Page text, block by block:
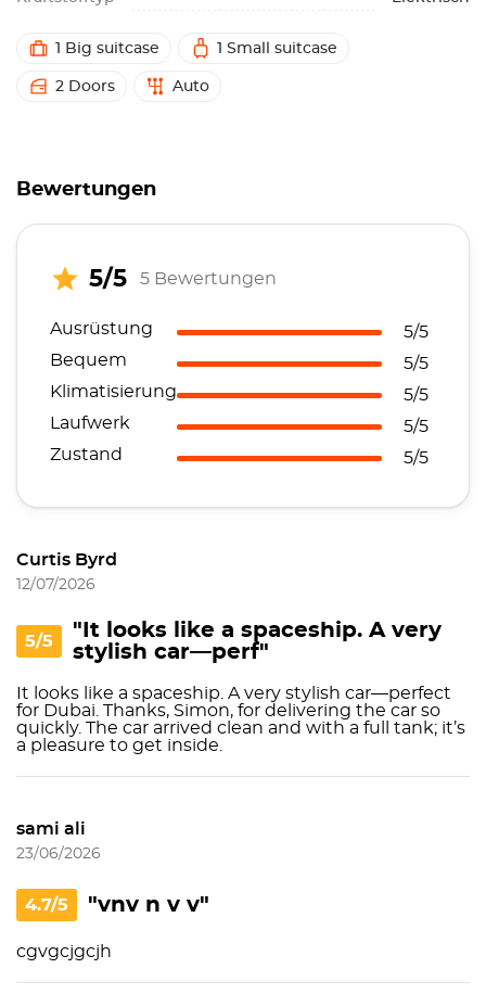
1 Big suitcase 1 Small suitcase
2 Doors Auto
Bewertungen
5/5 5 Bewertungen
Ausrüstung
5/5
Bequem
5/5
Klimatisierung
5/5
Laufwerk
5/5
Zustand
5/5
Curtis Byrd
12/07/2026
5/5
"It looks like a spaceship. A very
stylish car—perf"
It looks like a spaceship. A very stylish car—perfect
for Dubai. Thanks, Simon, for delivering the car so
quickly. The car arrived clean and with a full tank; it’s
a pleasure to get inside.
sami ali
23/06/2026
4.7/5 "vnv n v v"
cgvgcjgcjh